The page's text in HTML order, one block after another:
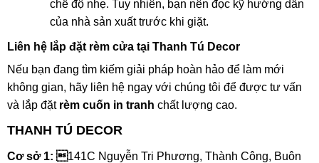
chế độ nhẹ. Tuy nhiên, bạn nên đọc kỹ hướng dẫn
của nhà sản xuất trước khi giặt.
Liên hệ lắp đặt rèm cửa tại Thanh Tú Decor
Nếu bạn đang tìm kiếm giải pháp hoàn hảo để làm mới
không gian, hãy liên hệ ngay với chúng tôi để được tư vấn
và lắp đặt rèm cuốn in tranh chất lượng cao.
THANH TÚ DECOR
Cơ sở 1: 141C Nguyễn Tri Phương, Thành Công, Buôn